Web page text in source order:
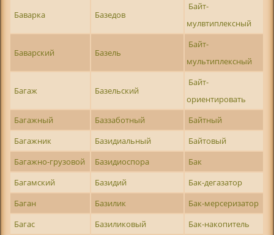
Баварка Базедов
Байт-
мулвтиплексный
Баварский Базель
Байт-
мультиплексный
Багаж Базельский
Байт-
ориентировать
Багажный
Баззаботный
Байтный
Багажник
Базидиальный
Байтовый
Багажно-грузовой
Базидиоспора
Бак
Багамский
Базидий
Бак-дегазатор
Баган
Базилик
Бак-мерсеризатор
Багас
Базиликовый
Бак-накопитель